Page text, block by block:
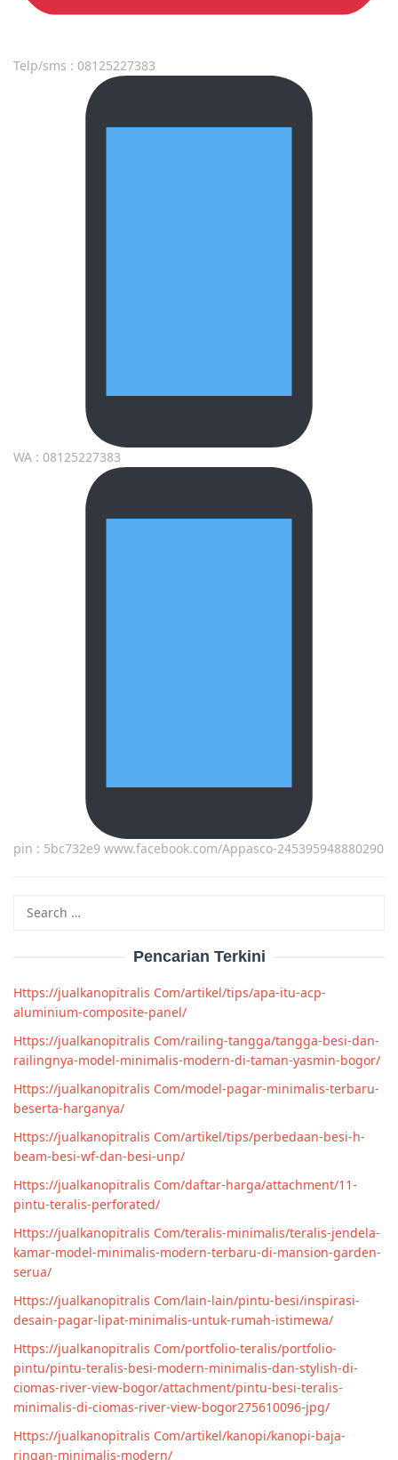
Telp/sms : 08125227383
WA : 08125227383
pin : 5bc732e9 www.facebook.com/Appasco-245395948880290
for:
Pencarian Terkini
Https://jualkanopitralis Com/artikel/tips/apa-itu-acp-
aluminium-composite-panel/
Https://jualkanopitralis Com/railing-tangga/tangga-besi-dan-
railingnya-model-minimalis-modern-di-taman-yasmin-bogor/
Https://jualkanopitralis Com/model-pagar-minimalis-terbaru-
beserta-harganya/
Https://jualkanopitralis Com/artikel/tips/perbedaan-besi-h-
beam-besi-wf-dan-besi-unp/
Https://jualkanopitralis Com/daftar-harga/attachment/11-
pintu-teralis-perforated/
Https://jualkanopitralis Com/teralis-minimalis/teralis-jendela-
kamar-model-minimalis-modern-terbaru-di-mansion-garden-
serua/
Https://jualkanopitralis Com/lain-lain/pintu-besi/inspirasi-
desain-pagar-lipat-minimalis-untuk-rumah-istimewa/
Https://jualkanopitralis Com/portfolio-teralis/portfolio-
pintu/pintu-teralis-besi-modern-minimalis-dan-stylish-di-
ciomas-river-view-bogor/attachment/pintu-besi-teralis-
minimalis-di-ciomas-river-view-bogor275610096-jpg/
Https://jualkanopitralis Com/artikel/kanopi/kanopi-baja-
ringan-minimalis-modern/